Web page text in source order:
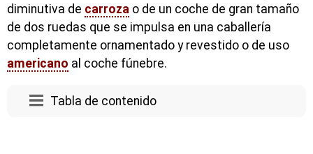
diminutiva de carroza o de un coche de gran tamaño
de dos ruedas que se impulsa en una caballería
completamente ornamentado y revestido o de uso
americano al coche fúnebre.
Tabla de contenido